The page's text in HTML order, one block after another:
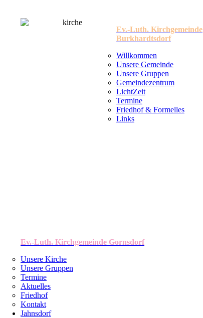
Ev.-Luth. Kirchgemeinde
Burkhardtsdorf
Willkommen
Unsere Gemeinde
Unsere Gruppen
Gemeindezentrum
LichtZeit
Termine
Friedhof & Formelles
Links
Ev.-Luth. Kirchgemeinde Gornsdorf
Unsere Kirche
Unsere Gruppen
Termine
Aktuelles
Friedhof
Kontakt
Jahnsdorf